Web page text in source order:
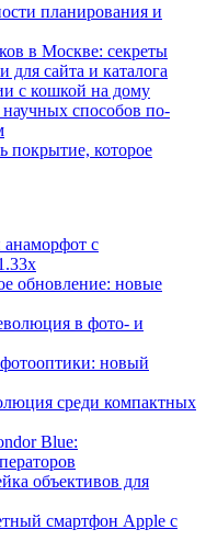
планирования и
в Москве: секреты
сайта и каталога
с кошкой на дому
способов по-
покрытие, которое
с
обновление: новые
в фото- и
новый
среди компактных
Blue:
объективов для
смартфон Apple с